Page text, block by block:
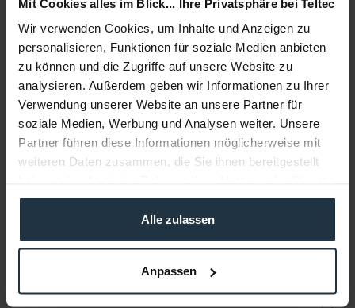
Mit Cookies alles im Blick... Ihre Privatsphäre bei Teltec
Wir verwenden Cookies, um Inhalte und Anzeigen zu
personalisieren, Funktionen für soziale Medien anbieten
zu können und die Zugriffe auf unsere Website zu
analysieren. Außerdem geben wir Informationen zu Ihrer
Verwendung unserer Website an unsere Partner für
soziale Medien, Werbung und Analysen weiter. Unsere
Partner führen diese Informationen möglicherweise mit
weiteren Daten zusammen, die Sie ihnen bereitgestellt
gesammelt haben.
Alle zulassen
Anpassen
Media
Manufacturer & Product Safety Information
Folgende Infos zum Hersteller sind verfübar......more
More articles from +++ Swit +++ look at